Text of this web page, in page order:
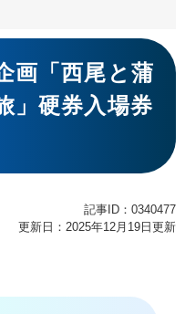
画「西尾と蒲
」硬券入場券
記事ID：0340477
更新日：2025年12月19日更新